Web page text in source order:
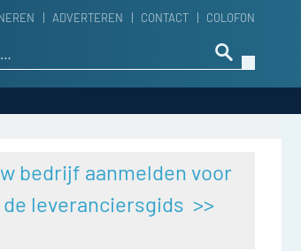
ADVERTEREN CONTACT COLOFON
bedrijf aanmelden voor
de leveranciersgids >>